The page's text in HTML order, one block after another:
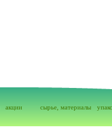
акции сырье, материалы